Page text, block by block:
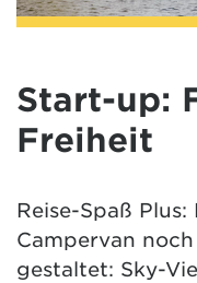
Start-up:
Freiheit
Reise-Spaß
Campervan
gestaltet: Sky-